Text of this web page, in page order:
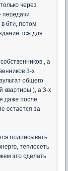
через
передачи
в бти, потом
тсж для
, а
3-х
общего
квартиры ), а 3-х
даже после
остается за
подписывать
теплосеть
это сделать